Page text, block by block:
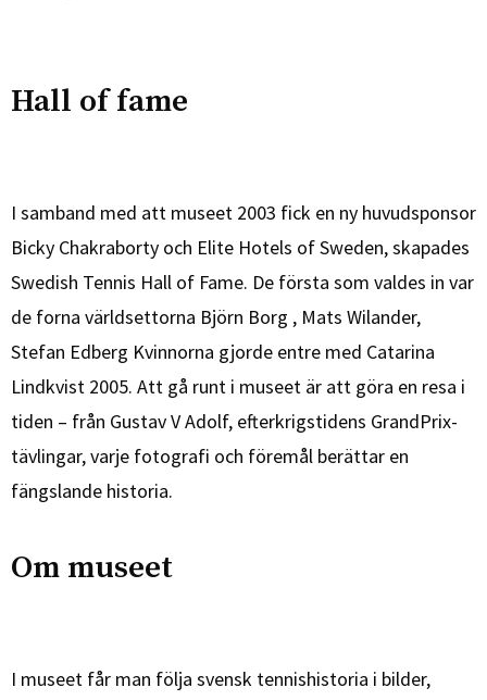
Hall of fame
I samband med att museet 2003 fick en ny huvudsponsor
Bicky Chakraborty och Elite Hotels of Sweden, skapades
Swedish Tennis Hall of Fame. De första som valdes in var
de forna världsettorna Björn Borg , Mats Wilander,
Stefan Edberg Kvinnorna gjorde entre med Catarina
Lindkvist 2005. Att gå runt i museet är att göra en resa i
tiden – från Gustav V Adolf, efterkrigstidens GrandPrix-
tävlingar, varje fotografi och föremål berättar en
fängslande historia.
Om museet
I museet får man följa svensk tennishistoria i bilder,